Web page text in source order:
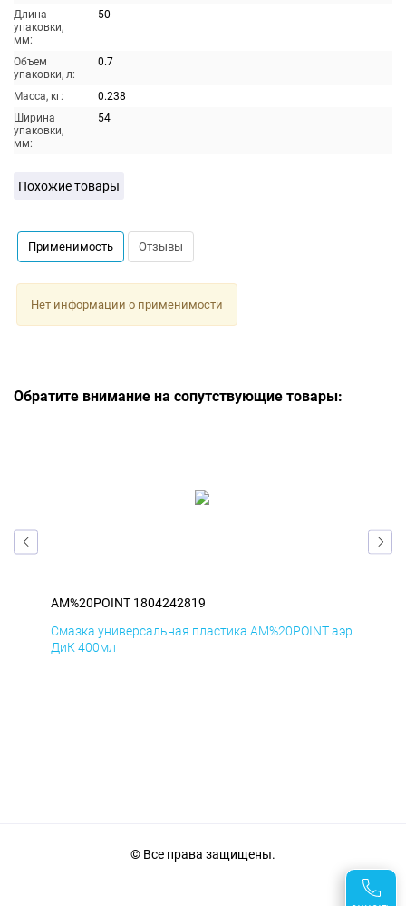
Длина
упаковки,
мм:
50
Объем
упаковки, л:
0.7
Масса, кг:
0.238
Ширина
упаковки,
мм:
54
Похожие товары
Применимость Отзывы
Нет информации о применимости
Обратите внимание на сопутствующие товары:
AM%20POINT 1804242819
Смазка универсальная пластика AM%20POINT аэр
ДиК 400мл
© Все права защищены.